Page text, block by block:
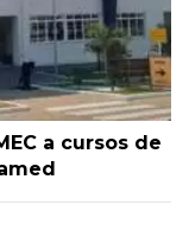
a cursos de